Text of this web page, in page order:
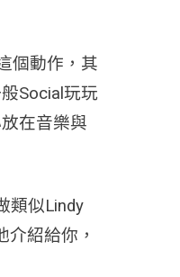
個動作，其
Social玩玩
在音樂與
類似Lindy
紹給你，